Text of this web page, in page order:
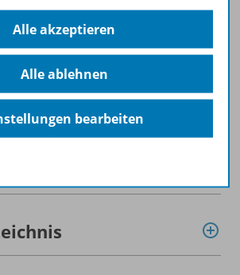
Produkte
Alle akzeptieren
Alle ablehnen
bearbeiten